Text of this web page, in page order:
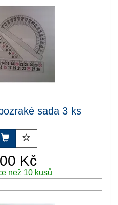
sada 3 ks
Kč
než 10 kusů